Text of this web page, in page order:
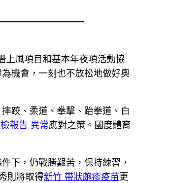
上風項目和基本年夜項活動協
機會，一刻也不放松地做好奧
跤、柔道、拳擊、跆拳道、白
報告 異常應對之策。國度體育
下，仍戰勝艱苦，保持練習，
則將取得新竹 帶狀皰疹疫苗更